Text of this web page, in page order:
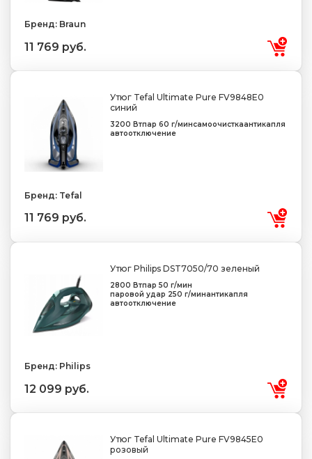
Бренд: Braun
11 769 руб.
Утюг Tefal Ultimate Pure FV9848E0
синий
3200 Втпар 60 г/минсамоочисткаантикапля
автоотключение
Бренд: Tefal
11 769 руб.
Утюг Philips DST7050/70 зеленый
2800 Втпар 50 г/мин
паровой удар 250 г/минантикапля
автоотключение
Бренд: Philips
12 099 руб.
Утюг Tefal Ultimate Pure FV9845E0
розовый